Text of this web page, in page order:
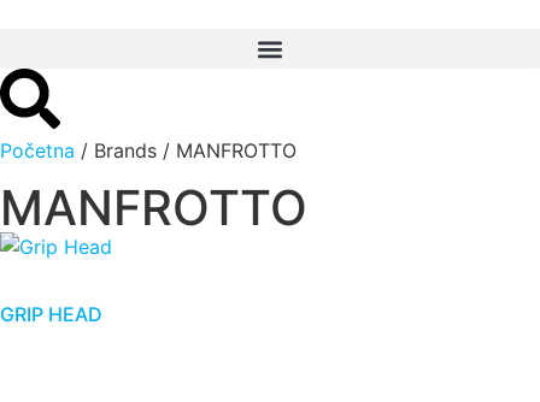
Početna / Brands / MANFROTTO
MANFROTTO
GRIP HEAD